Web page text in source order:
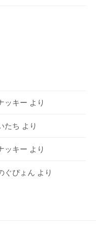
ッキー より
たち より
ッキー より
ぐぴょん より